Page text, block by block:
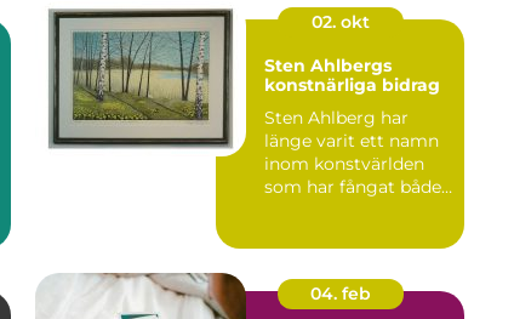
02. okt
Sten Ahlbergs
konstnärliga bidrag
Sten Ahlberg har
länge varit ett namn
inom konstvärlden
som har fångat både
04. feb